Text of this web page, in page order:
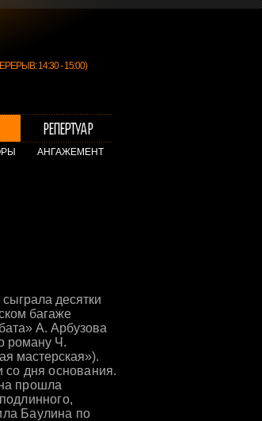
14:30 - 15:00)
АНГАЖЕМЕНТ
десятки
багаже
А. Арбузова
роману Ч.
мастерская»).
со дня основания.
прошла
Баулина по